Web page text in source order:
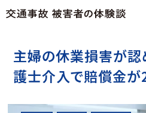
主婦の休業損害が認
護士介入で賠償金が